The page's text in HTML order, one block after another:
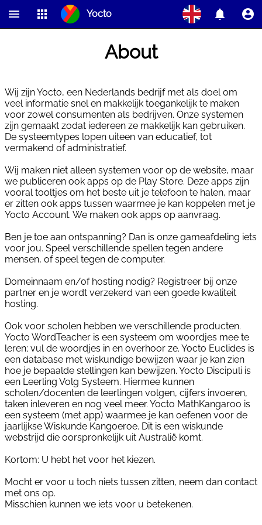
Yocto
About Contact
About
Wij zijn Yocto, een Nederlands bedrijf met als doel om
veel informatie snel en makkelijk toegankelijk te maken
voor zowel consumenten als bedrijven. Onze systemen
zijn gemaakt zodat iedereen ze makkelijk kan gebruiken.
De systeemtypes lopen uiteen van educatief, tot
vermakend of administratief.
Wij maken niet alleen systemen voor op de website, maar
we publiceren ook apps op de Play Store. Deze apps zijn
vooral tooltjes om het beste uit je telefoon te halen, maar
er zitten ook apps tussen waarmee je kan koppelen met je
Yocto Account. We maken ook apps op aanvraag.
Ben je toe aan ontspanning? Dan is onze gameafdeling iets
voor jou. Speel verschillende spellen tegen andere
mensen, of speel tegen de computer.
Domeinnaam en/of hosting nodig? Registreer bij onze
partner en je wordt verzekerd van een goede kwaliteit
hosting.
Ook voor scholen hebben we verschillende producten.
Yocto WordTeacher is een systeem om woordjes mee te
leren; vul de woordjes in en overhoor ze. Yocto Euclides is
een database met wiskundige bewijzen waar je kan zien
hoe je bepaalde stellingen kan bewijzen. Yocto Discipuli is
een Leerling Volg Systeem. Hiermee kunnen
scholen/docenten de leerlingen volgen, cijfers invoeren,
taken inleveren en nog veel meer. Yocto MathKangaroo is
een systeem (met app) waarmee je kan oefenen voor de
jaarlijkse Wiskunde Kangoeroe. Dit is een wiskunde
webstrijd die oorspronkelijk uit Australië komt.
Kortom: U hebt het voor het kiezen.
Mocht er voor u toch niets tussen zitten, neem dan contact
met ons op.
Misschien kunnen we iets voor u betekenen.